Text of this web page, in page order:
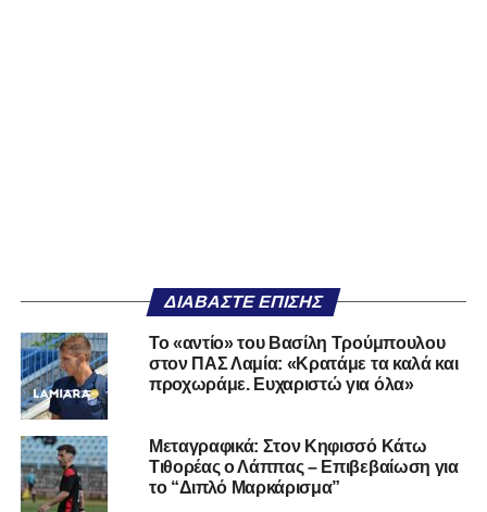
ΔΙΑΒΆΣΤΕ ΕΠΊΣΗΣ
Το «αντίο» του Βασίλη Τρούμπουλου
στον ΠΑΣ Λαμία: «Κρατάμε τα καλά και
προχωράμε. Ευχαριστώ για όλα»
Μεταγραφικά: Στον Κηφισσό Κάτω
Τιθορέας ο Λάππας – Επιβεβαίωση για
το “Διπλό Μαρκάρισμα”